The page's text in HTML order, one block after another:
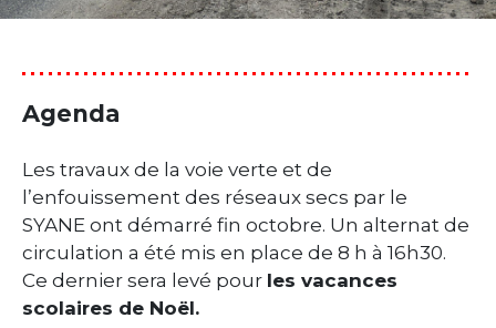
Agenda
Les travaux de la voie verte et de
l’enfouissement des réseaux secs par le
SYANE ont démarré fin octobre. Un alternat de
circulation a été mis en place de 8 h à 16h30.
Ce dernier sera levé pour les vacances
scolaires de Noël.